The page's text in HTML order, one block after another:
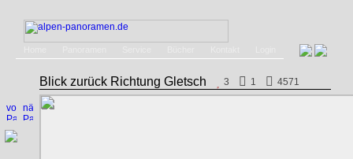
Blick zurück Richtung Gletsch 3 1 4571